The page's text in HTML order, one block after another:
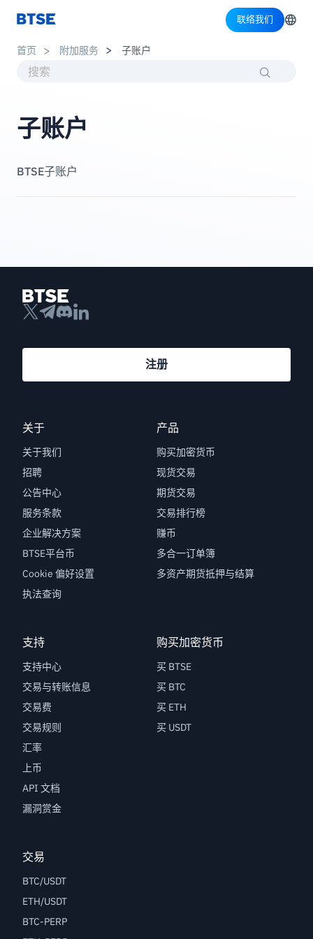
联络我们
首页 附加服务 子账户
子账户
BTSE子账户
关于
关于我们
招聘
公告中心
服务条款
企业解决方案
BTSE平台币
Cookie 偏好设置
执法查询
产品
购买加密货币
现货交易
期货交易
交易排行榜
赚币
多合一订单簿
多资产期货抵押与结算
支持
支持中心
交易与转账信息
交易费
交易规则
汇率
上币
API 文档
漏洞赏金
购买加密货币
买 BTSE
买 BTC
买 ETH
买 USDT
交易
BTC/USDT
ETH/USDT
BTC-PERP
注册